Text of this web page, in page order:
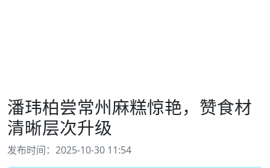
潘玮柏尝常州麻糕惊艳，赞食材
清晰层次升级
发布时间：2025-10-30 11:54